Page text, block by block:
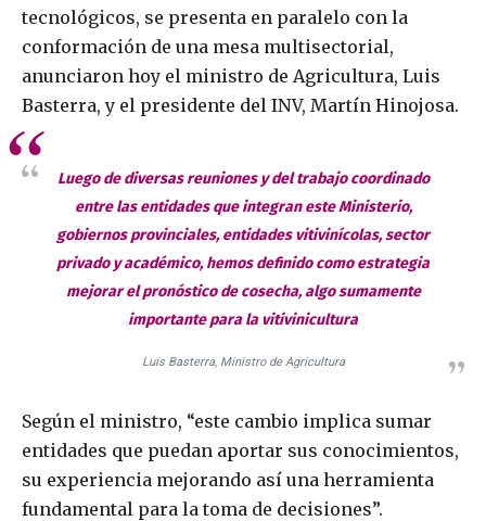
tecnológicos, se presenta en paralelo con la
conformación de una mesa multisectorial,
anunciaron hoy el ministro de Agricultura, Luis
Basterra, y el presidente del INV, Martín Hinojosa.
Luego de diversas reuniones y del trabajo coordinado
entre las entidades que integran este Ministerio,
gobiernos provinciales, entidades vitivinícolas, sector
privado y académico, hemos definido como estrategia
mejorar el pronóstico de cosecha, algo sumamente
importante para la vitivinicultura
Luis Basterra, Ministro de Agricultura
Según el ministro, “este cambio implica sumar
entidades que puedan aportar sus conocimientos,
su experiencia mejorando así una herramienta
fundamental para la toma de decisiones”.